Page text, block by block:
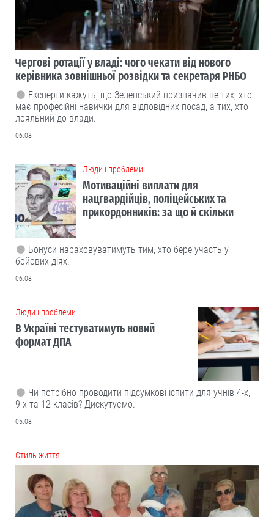
Чергові ротації у владі: чого чекати від нового
керівника зовнішньої розвідки та секретаря РНБО
Експерти кажуть, що Зеленський призначив не тих, хто
має професійні навички для відповідних посад, а тих, хто
лояльний до влади.
06.08
Люди і проблеми
Мотиваційні виплати для
нацгвардійців, поліцейських та
прикордонників: за що й скільки
Бонуси нараховуватимуть тим, хто бере участь у
бойових діях.
06.08
Люди і проблеми
В Україні тестуватимуть новий
формат ДПА
Чи потрібно проводити підсумкові іспити для учнів 4-х,
9-х та 12 класів? Дискутуємо.
05.08
Cтиль життя